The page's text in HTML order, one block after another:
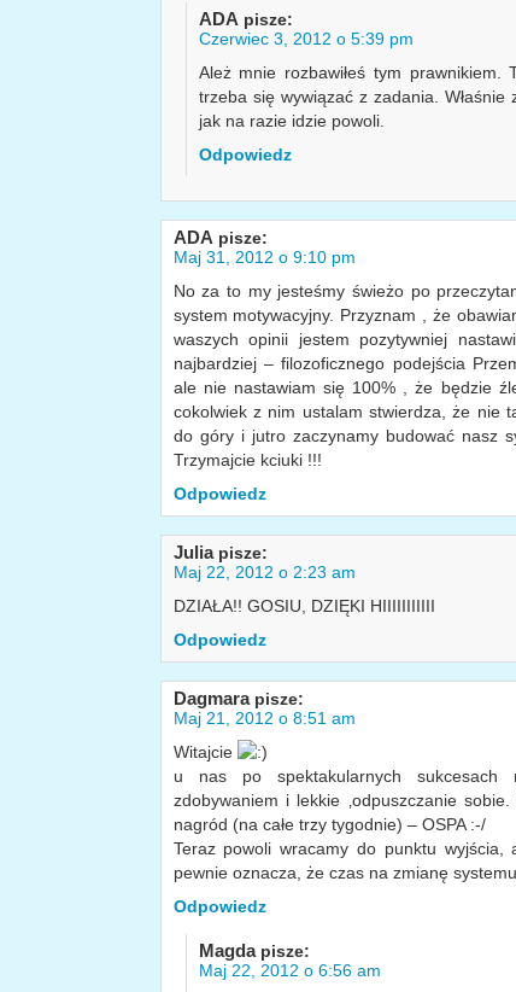
ADA pisze:
Czerwiec 3, 2012 o 5:39 pm
Ależ mnie rozbawiłeś tym
trzeba się wywiązać z zadania.
jak na razie idzie powoli.
Odpowiedz
ADA pisze:
Maj 31, 2012 o 9:10 pm
No za to my jesteśmy świeżo po
system motywacyjny. Przyznam , że
waszych opinii jestem pozytywniej
najbardziej – filozoficznego podejścia
ale nie nastawiam się 100% , że będzie
cokolwiek z nim ustalam stwierdza, że nie
do góry i jutro zaczynamy budować nasz
Trzymajcie kciuki !!!
Odpowiedz
Julia pisze:
Maj 22, 2012 o 2:23 am
DZIAŁA!! GOSIU, DZIĘKI HIIIIIIIIIII
Odpowiedz
Dagmara pisze:
Maj 21, 2012 o 8:51 am
Witajcie
u nas po spektakularnych sukcesach
zdobywaniem i lekkie ‚odpuszczanie
nagród (na całe trzy tygodnie) – OSPA :-/
Teraz powoli wracamy do punktu
pewnie oznacza, że czas na zmianę
Odpowiedz
Magda pisze:
Maj 22, 2012 o 6:56 am